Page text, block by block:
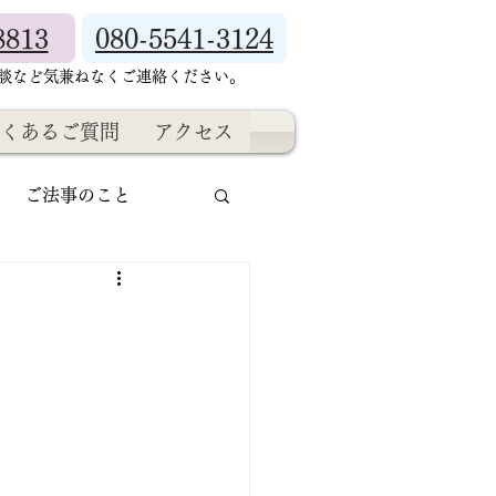
080-5541-3124
など気兼ねなくご連絡ください。
あるご質問 アクセス
ご法事のこと